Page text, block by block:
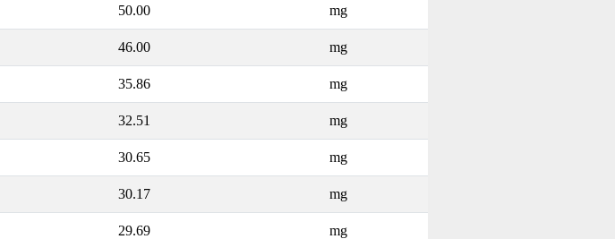
50.00 mg
46.00 mg
35.86 mg
32.51 mg
30.65 mg
30.17 mg
29.69 mg